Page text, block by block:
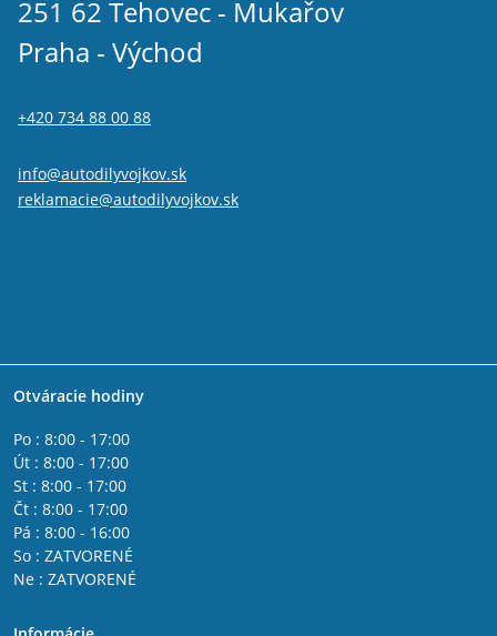
251 62 Tehovec - Mukařov
Praha - Východ
+420 734 88 00 88
info@autodilyvojkov.sk
reklamacie@autodilyvojkov.sk
Otváracie hodiny
Po : 8:00 - 17:00
Út : 8:00 - 17:00
St : 8:00 - 17:00
Čt : 8:00 - 17:00
Pá : 8:00 - 16:00
So : ZATVORENÉ
Ne : ZATVORENÉ